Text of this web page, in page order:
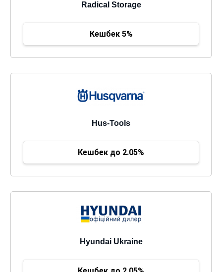
Radical Storage
Кешбек 5%
Hus-Tools
Кешбек до 2.05%
Hyundai Ukraine